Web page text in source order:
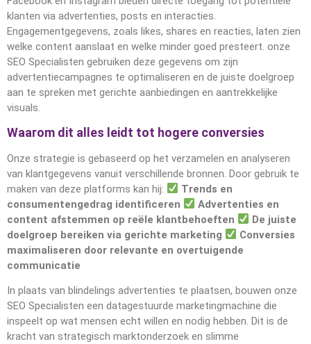
klanten via advertenties, posts en interacties.
Engagementgegevens, zoals likes, shares en reacties, laten zien
welke content aanslaat en welke minder goed presteert. onze
SEO Specialisten gebruiken deze gegevens om zijn
advertentiecampagnes te optimaliseren en de juiste doelgroep
aan te spreken met gerichte aanbiedingen en aantrekkelijke
visuals.
Waarom dit alles leidt tot hogere conversies
Onze strategie is gebaseerd op het verzamelen en analyseren
van klantgegevens vanuit verschillende bronnen. Door gebruik te
maken van deze platforms kan hij:
Trends en
consumentengedrag identificeren
Advertenties en
content afstemmen op reële klantbehoeften
De juiste
doelgroep bereiken via gerichte marketing
Conversies
maximaliseren door relevante en overtuigende
communicatie
In plaats van blindelings advertenties te plaatsen, bouwen onze
SEO Specialisten een datagestuurde marketingmachine die
inspeelt op wat mensen echt willen en nodig hebben. Dit is de
kracht van strategisch marktonderzoek en slimme